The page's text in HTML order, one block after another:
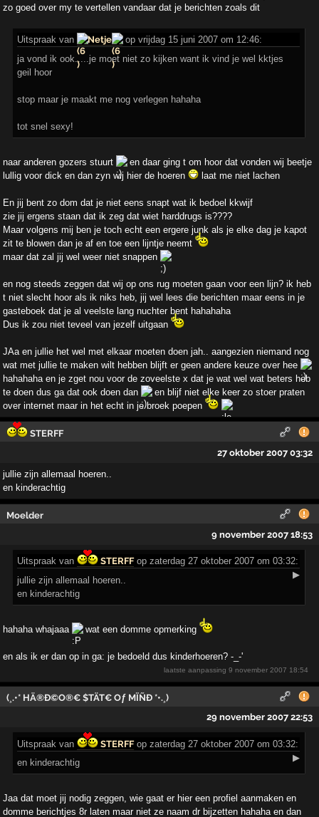
zo goed over my te vertellen vandaar dat je berichten zoals dit
Uitspraak van Netje
op vrijdag 15 juni 2007 om 12:46:
ja vond ik ook.....je moet niet zo kijken want ik vind je wel kktjes
geil hoor
stop maar je maakt me nog verlegen hahaha
tot snel sexy!
naar anderen gozers stuurt
en daar ging t om hoor dat vonden wij beetje
lullig voor dick en dan zyn wij hier de hoeren
laat me niet lachen
En jij bent zo dom dat je niet eens snapt wat ik bedoel kkwijf
zie jij ergens staan dat ik zeg dat wiet harddrugs is????
Maar volgens mij ben je toch echt een ergere junk als je elke dag je kapot
zit te blowen dan je af en toe een lijntje neemt
maar dat zal jij wel weer niet snappen
en nog steeds zeggen dat wij op ons rug moeten gaan voor een lijn? ik heb
t niet slecht hoor als ik niks heb, jij wel lees die berichten maar eens in je
gasteboek dat je al veelste lang nuchter bent hahahaha
Dus ik zou niet teveel van jezelf uitgaan
JAa en jullie het wel met elkaar moeten doen jah.. aangezien niemand nog
wat met jullie te maken wilt hebben blijft er geen andere keuze over hee
hahahaha en je zget nou voor de zoveelste x dat je wat wel wat beters heb
te doen dus ga dat ook doen dan
en blijf niet elke keer zo stoer praten
over internet maar in het echt in je broek poepen
STERFF
27 oktober 2007 03:32
jullie zijn allemaal hoeren..
en kinderachtig
Moelder
9 november 2007 18:53
Uitspraak van STERFFop zaterdag 27 oktober 2007 om 03:32:
▶
jullie zijn allemaal hoeren..
en kinderachtig
hahaha whajaaa wat een domme opmerking
en als ik er dan op in ga: je bedoeld dus kinderhoeren? -_-'
laatste aanpassing9 november 2007 18:54
(¸.•* HÄ®Ð©O®€ $TÄT€ Oƒ MÏÑÐ *•.¸)
29 november 2007 22:53
Uitspraak van STERFFop zaterdag 27 oktober 2007 om 03:32:
▶
en kinderachtig
Jaa dat moet jij nodig zeggen, wie gaat er hier een profiel aanmaken en
domme berichtjes 8r laten maar niet ze naam dr bijzetten hahaha en dan